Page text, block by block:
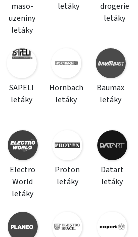
maso-
uzeniny
letáky
letáky
drogerie
letáky
SAPELI
letáky
Hornbach
letáky
Baumax
letáky
Electro
World
letáky
Proton
letáky
Datart
letáky